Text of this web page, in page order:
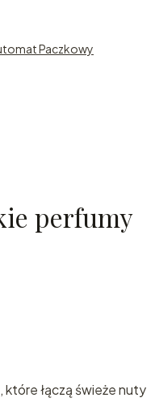
Paczkowy
perfumy
łączą świeże nuty